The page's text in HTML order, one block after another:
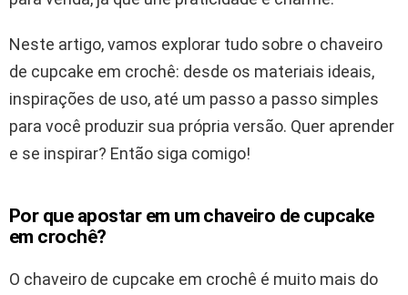
Neste artigo, vamos explorar tudo sobre o chaveiro
de cupcake em crochê: desde os materiais ideais,
inspirações de uso, até um passo a passo simples
para você produzir sua própria versão. Quer aprender
e se inspirar? Então siga comigo!
Por que apostar em um chaveiro de cupcake
em crochê?
O chaveiro de cupcake em crochê é muito mais do